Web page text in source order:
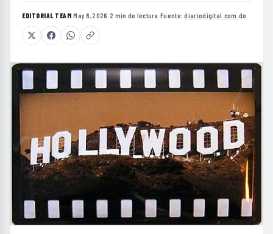
EDITORIAL TEAM·May 8, 2026 ·2 min de lectura ·Fuente:diariodigital.com.do